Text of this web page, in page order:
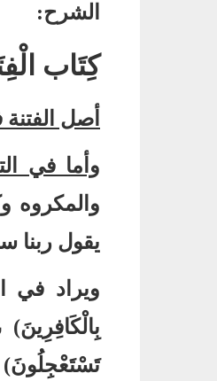
الشرح:
كِتَاب
أصل
وأما في
والمكروه
يقول ربنا
ويراد في
بِالْكَافِرِينَ)
تَسْتَعْجِلُونَ)